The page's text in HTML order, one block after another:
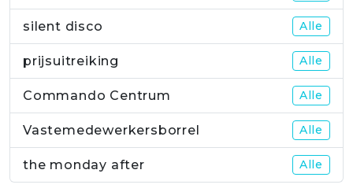
silent disco Alle
prijsuitreiking Alle
Commando Centrum Alle
Vastemedewerkersborrel Alle
the monday after Alle